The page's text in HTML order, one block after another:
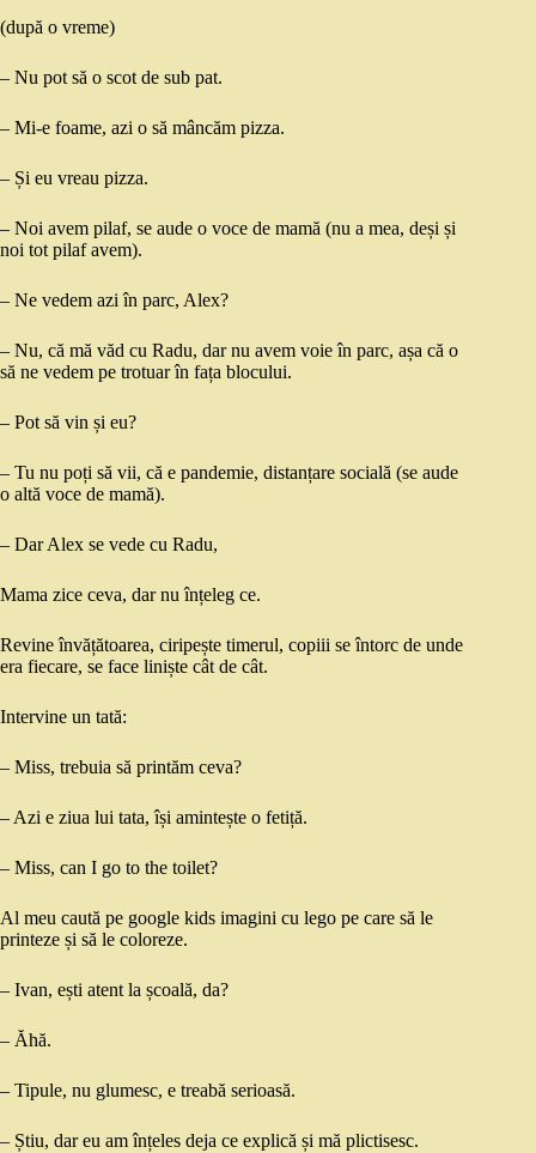
(după o vreme)
– Nu pot să o scot de sub pat.
– Mi-e foame, azi o să mâncăm pizza.
– Și eu vreau pizza.
– Noi avem pilaf, se aude o voce de mamă (nu a mea, deși și
noi tot pilaf avem).
– Ne vedem azi în parc, Alex?
– Nu, că mă văd cu Radu, dar nu avem voie în parc, așa că o
să ne vedem pe trotuar în fața blocului.
– Pot să vin și eu?
– Tu nu poți să vii, că e pandemie, distanțare socială (se aude
o altă voce de mamă).
– Dar Alex se vede cu Radu,
Mama zice ceva, dar nu înțeleg ce.
Revine învățătoarea, ciripește timerul, copiii se întorc de unde
era fiecare, se face liniște cât de cât.
Intervine un tată:
– Miss, trebuia să printăm ceva?
– Azi e ziua lui tata, își amintește o fetiță.
– Miss, can I go to the toilet?
Al meu caută pe google kids imagini cu lego pe care să le
printeze și să le coloreze.
– Ivan, ești atent la școală, da?
– Ăhă.
– Tipule, nu glumesc, e treabă serioasă.
– Știu, dar eu am înțeles deja ce explică și mă plictisesc.